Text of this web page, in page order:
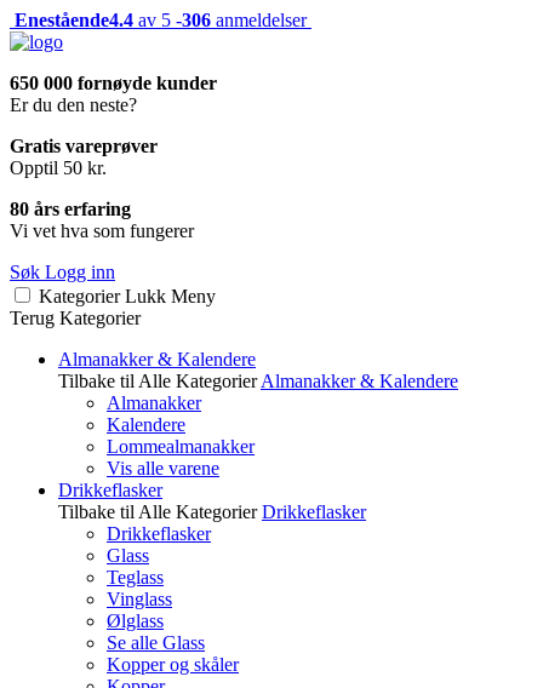
Enestående4.4 av 5 -306 anmeldelser
650 000 fornøyde kunder
Er du den neste?
Gratis vareprøver
Opptil 50 kr.
80 års erfaring
Vi vet hva som fungerer
Søk Logg inn
Kategorier Lukk Meny
Terug Kategorier
Almanakker & Kalendere
Tilbake til Alle Kategorier Almanakker & Kalendere
Almanakker
Kalendere
Lommealmanakker
Vis alle varene
Drikkeflasker
Tilbake til Alle Kategorier Drikkeflasker
Drikkeflasker
Glass
Teglass
Vinglass
Ølglass
Se alle Glass
Kopper og skåler